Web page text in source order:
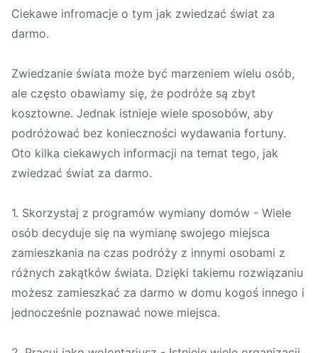
Ciekawe infromacje o tym jak zwiedzać świat za
darmo.
Zwiedzanie świata może być marzeniem wielu osób,
ale często obawiamy się, że podróże są zbyt
kosztowne. Jednak istnieje wiele sposobów, aby
podróżować bez konieczności wydawania fortuny.
Oto kilka ciekawych informacji na temat tego, jak
zwiedzać świat za darmo.
1. Skorzystaj z programów wymiany domów - Wiele
osób decyduje się na wymianę swojego miejsca
zamieszkania na czas podróży z innymi osobami z
różnych zakątków świata. Dzięki takiemu rozwiązaniu
możesz zamieszkać za darmo w domu kogoś innego i
jednocześnie poznawać nowe miejsca.